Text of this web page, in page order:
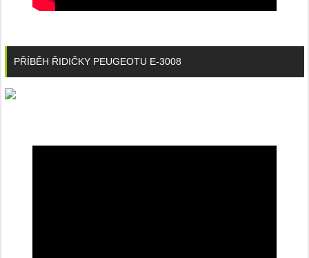
PŘÍBĚH ŘIDIČKY PEUGEOTU E-3008